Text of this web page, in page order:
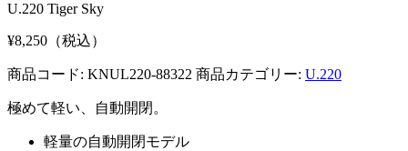
U.220 Tiger Sky
¥8,250（税込）
商品コード: KNUL220-88322 商品カテゴリー: U.220
極めて軽い、自動開閉。
軽量の自動開閉モデル